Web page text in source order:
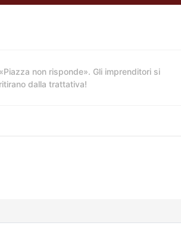
«Piazza non risponde». Gli imprenditori si
ritirano dalla trattativa!